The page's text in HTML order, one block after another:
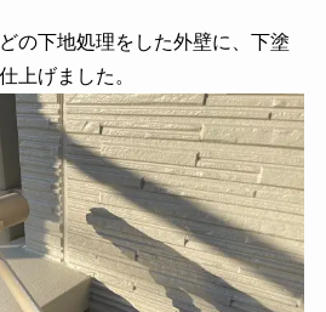
の下地処理をした外壁に、下塗
上げました。